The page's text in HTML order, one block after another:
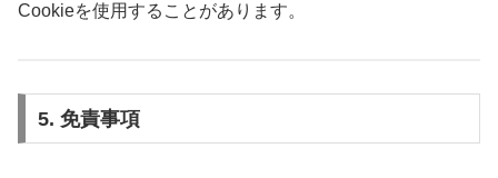
Cookieを使用することがあります。
5. 免責事項